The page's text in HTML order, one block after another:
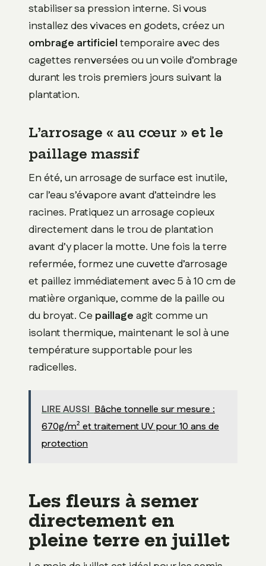
stabiliser sa pression interne. Si vous
installez des vivaces en godets, créez un
ombrage artificieltemporaire avec des
cagettes renversées ou un voile d’ombrage
durant les trois premiers jours suivant la
plantation.
L’arrosage « au cœur » et le
paillage massif
En été, un arrosage de surface est inutile,
car l’eau s’évapore avant d’atteindre les
racines. Pratiquez un arrosage copieux
directement dans le trou de plantation
avant d’y placer la motte. Une fois la terre
refermée, formez une cuvette d’arrosage
et paillez immédiatement avec 5 à 10 cm de
matière organique, comme de la paille ou
du broyat. Cepaillageagit comme un
isolant thermique, maintenant le sol à une
température supportable pour les
radicelles.
LIRE AUSSI Bâche tonnelle sur mesure :
670g/m² et traitement UV pour 10 ans de
protection
Les fleurs à semer
directement en
pleine terre en juillet